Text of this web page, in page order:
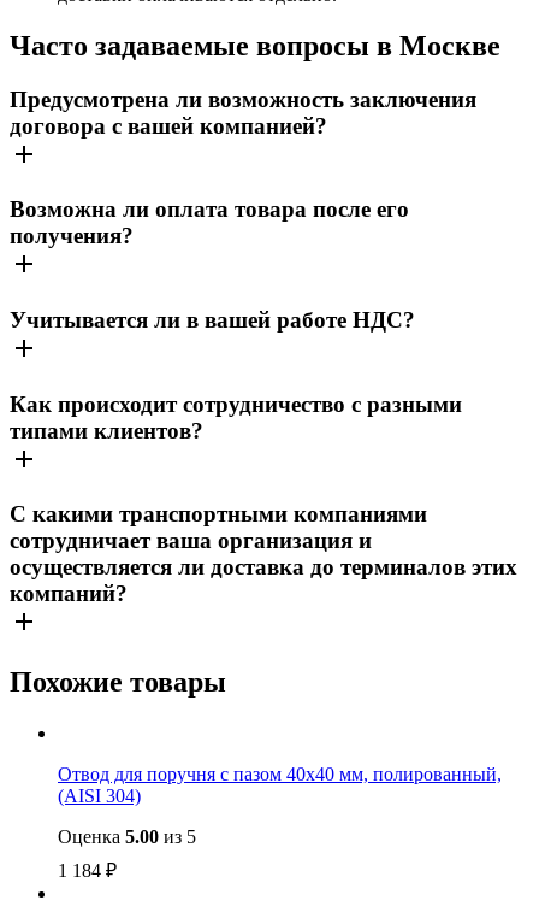
Часто задаваемые вопросы в Москве
Предусмотрена ли возможность заключения
договора с вашей компанией?
Возможна ли оплата товара после его
получения?
Учитывается ли в вашей работе НДС?
Как происходит сотрудничество с разными
типами клиентов?
С какими транспортными компаниями
сотрудничает ваша организация и
осуществляется ли доставка до терминалов этих
компаний?
Похожие товары
Отвод для поручня с пазом 40х40 мм, полированный,
(AISI 304)
Оценка 5.00 из 5
1 184 ₽